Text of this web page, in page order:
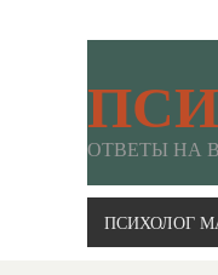
ОТВЕТЫ НА
ПСИХОЛОГ